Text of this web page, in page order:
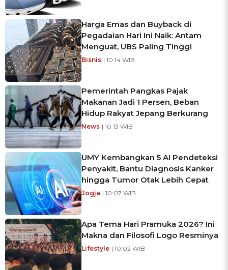
Harga Emas dan Buyback di
Pegadaian Hari Ini Naik: Antam
Menguat, UBS Paling Tinggi
Bisnis | 10:14 WIB
Pemerintah Pangkas Pajak
Makanan Jadi 1 Persen, Beban
Hidup Rakyat Jepang Berkurang
News | 10:13 WIB
UMY Kembangkan 5 AI Pendeteksi
Penyakit, Bantu Diagnosis Kanker
hingga Tumor Otak Lebih Cepat
Jogja | 10:07 WIB
Apa Tema Hari Pramuka 2026? Ini
Makna dan Filosofi Logo Resminya
Lifestyle | 10:02 WIB